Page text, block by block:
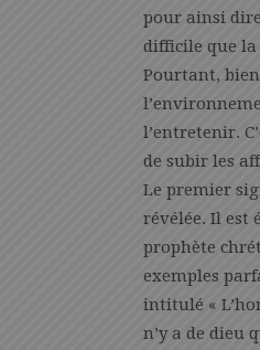
pour ainsi
difficile que la
Pourtant,
l’entretenir.
de subir les
Le premier
révélée. Il est
prophète
exemples
intitulé «
n’y a de dieu